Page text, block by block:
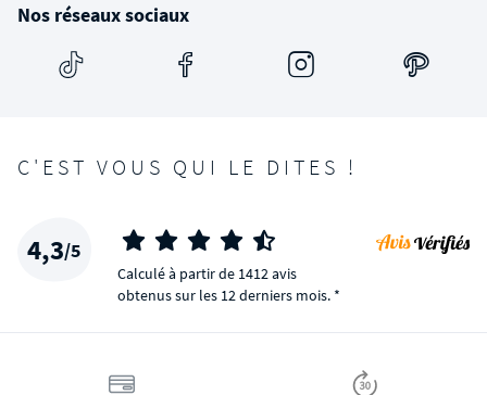
Nos réseaux sociaux
C'EST VOUS QUI LE DITES !
4,3/5
Calculé à partir de 1412 avis
obtenus sur les 12 derniers mois. *